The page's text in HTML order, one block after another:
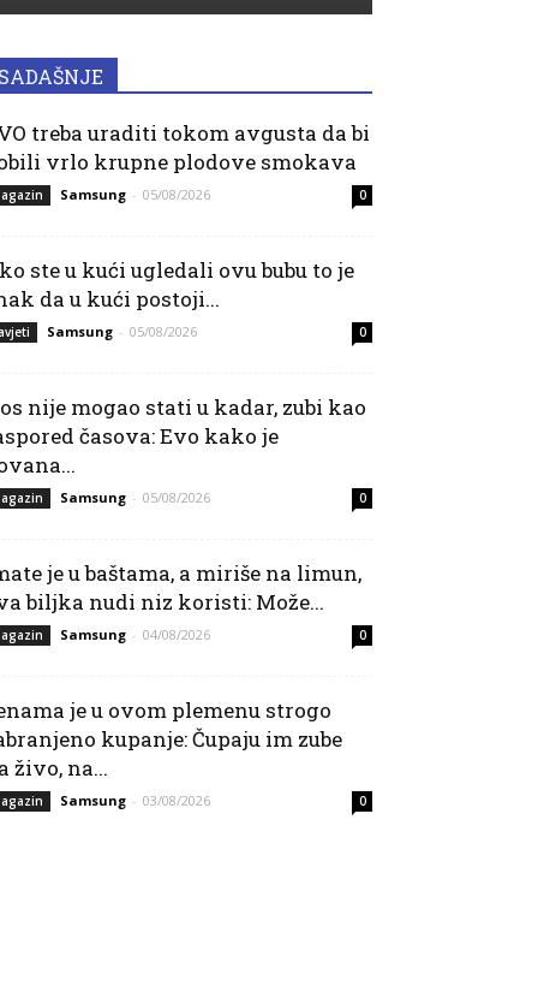
treba uraditi tokom avgusta da bi
vrlo krupne plodove smokava
Samsung - 05/08/2026 0
ste u kući ugledali ovu bubu to je
da u kući postoji...
Samsung - 05/08/2026 0
nije mogao stati u kadar, zubi kao
časova: Evo kako je
Samsung - 05/08/2026 0
je u baštama, a miriše na limun,
biljka nudi niz koristi: Može...
Samsung - 04/08/2026 0
je u ovom plemenu strogo
kupanje: Čupaju im zube
živo, na...
Samsung - 03/08/2026 0